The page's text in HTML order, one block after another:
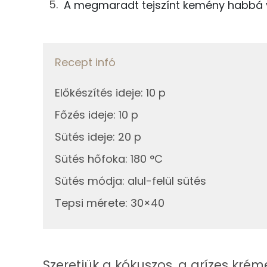
21g növényi tejszín
Összesen
Ásványi anyagok
Cink
Kálcium
Vas
Magnézium
A megmaradt tejszínt kemény habbá
Recept infó
Előkészítés ideje: 10 p
Főzés ideje: 10 p
Sütés ideje: 20 p
Sütés hőfoka: 180 °C
Sütés módja: alul-felül sütés
Tepsi mérete: 30×40